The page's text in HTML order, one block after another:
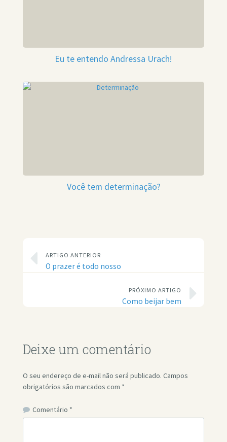
Eu te entendo Andressa Urach!
Você tem determinação?
ARTIGO ANTERIOR
O prazer é todo nosso
PRÓXIMO ARTIGO
Como beijar bem
Deixe um comentário
O seu endereço de e-mail não será publicado. Campos
obrigatórios são marcados com *
Comentário *